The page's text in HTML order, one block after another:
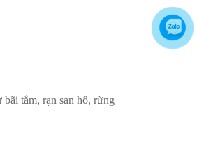
HÓA CHẤT CÓ LỌC HẤP
tắm, rạn san hô, rừng